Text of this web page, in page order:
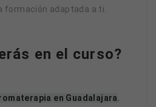
formación adaptada a ti.
en el curso?
en Guadalajara,